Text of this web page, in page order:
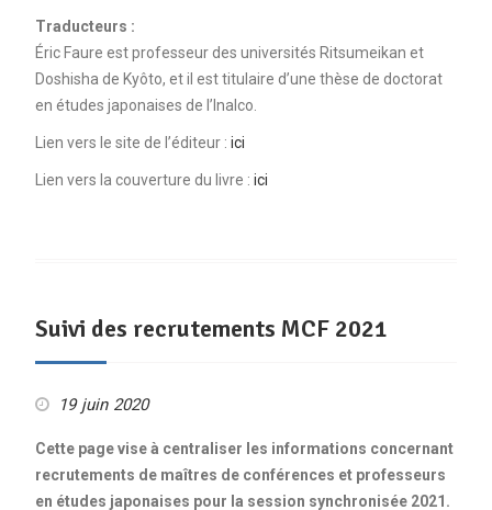
Traducteurs :
Éric Faure est professeur des universités Ritsumeikan et
Doshisha de Kyôto, et il est titulaire d’une thèse de doctorat
en études japonaises de l’Inalco.
Lien vers le site de l’éditeur : ici
Lien vers la couverture du livre : ici
Suivi des recrutements MCF 2021
19 juin 2020
Cette page vise à centraliser les informations concernant
recrutements de maîtres de conférences et professeurs
en études japonaises pour la session synchronisée 2021.